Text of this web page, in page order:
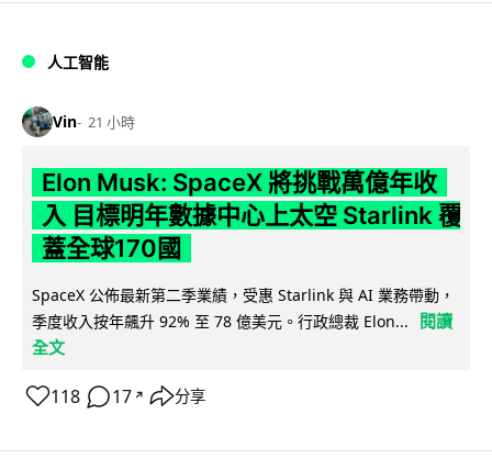
人工智能
Vin 21 小時
Elon Musk: SpaceX 將挑戰萬億年收
入 目標明年數據中心上太空 Starlink 覆
蓋全球170國
SpaceX 公佈最新第二季業績，受惠 Starlink 與 AI 業務帶動，
季度收入按年飆升 92% 至 78 億美元。行政總裁 Elon...
閱讀
全文
118 17 ↗ 分享